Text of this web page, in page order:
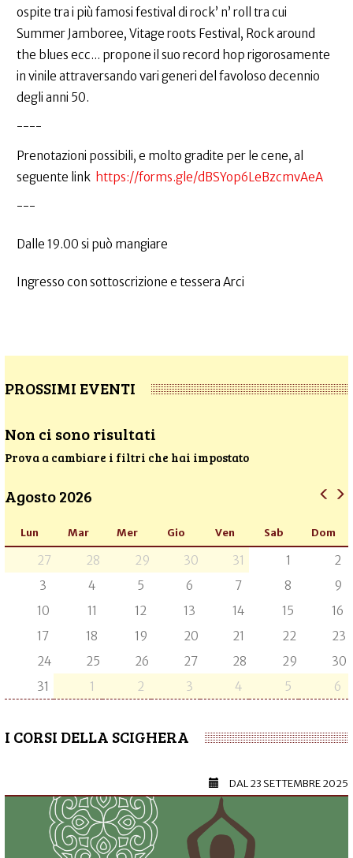
ospite tra i più famosi festival di rock’ n’ roll tra cui
Summer Jamboree, Vitage roots Festival, Rock around
the blues ecc... propone il suo record hop rigorosamente
in vinile attraversando vari generi del favoloso decennio
degli anni 50.
----
Prenotazioni possibili, e molto gradite per le cene, al
seguente link https://forms.gle/dBSYop6LeBzcmvAeA
---
Dalle 19.00 si può mangiare
Ingresso con sottoscrizione e tessera Arci
PROSSIMI EVENTI
Non ci sono risultati
Prova a cambiare i filtri che hai impostato
Agosto 2026
Lun Mar Mer Gio Ven Sab Dom
27 28 29 30 31 1
2
3
4 5 6 7 8
9
10
11 12 13 14 15
16
17
18 19 20 21 22
23
24
25 26 27 28 29
30
31
1 2 3 4 5 6
I CORSI DELLA SCIGHERA
DAL23 SETTEMBRE 2025